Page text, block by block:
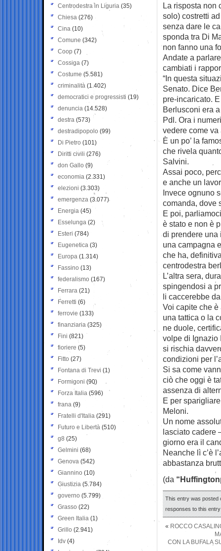
La risposta non
solo) costretti
senza dare le
sponda tra Di
non fanno una
Andate a
cambiati i
“In questa
Senato. Dice
pre-incaricato.
Berlusconi era
Pdl. Ora i
vedere come va
È un po’ la
che rivela
Salvini.
Assai poco,
e anche un
Invece ognuno
comanda, dove
E poi,
è stato e non è
di prendere una
una campagna
che ha,
centrodestra
L’altra sera,
spingendosi a
li caccerebbe
Voi capite che
una tattica o la
ne duole,
volpe di Ignazio
si rischia
condizioni per
Si sa come
ciò che oggi è
assenza di
E per
Meloni.
Un nome
lasciato cadere
giorno era il
Neanche lì c’è
abbastanza
(da
This entry was posted
responses to this
« ROCCO
CON LA BUFALA
Centrodestra in Liguria (35)
Chiesa (276)
Cina (10)
Comune (342)
Coop (7)
Cossiga (7)
Costume (5.581)
criminalità (1.402)
democratici e progressisti (19)
denuncia (14.528)
destra (573)
destradipopolo (99)
Di Pietro (101)
Diritti civili (276)
don Gallo (9)
economia (2.331)
elezioni (3.303)
emergenza (3.077)
Energia (45)
Esselunga (2)
Esteri (784)
Eugenetica (3)
Europa (1.314)
Fassino (13)
federalismo (167)
Ferrara (21)
Ferretti (6)
ferrovie (133)
finanziaria (325)
Fini (821)
fioriere (5)
Fitto (27)
Fontana di Trevi (1)
Formigoni (90)
Forza Italia (596)
frana (9)
Fratelli d'Italia (291)
Futuro e Libertà (510)
g8 (25)
Gelmini (68)
Genova (542)
Giannino (10)
Giustizia (5.784)
governo (5.799)
Grasso (22)
Green Italia (1)
Grillo (2.941)
Idv (4)